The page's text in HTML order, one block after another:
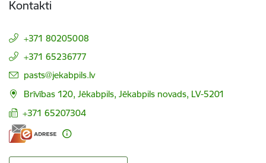
Kontakti
+371 80205008
+371 65236777
E-pasts:
pasts@jekabpils.lv
Brīvības 120, Jēkabpils, Jēkabpils novads, LV-5201
+371 65207304